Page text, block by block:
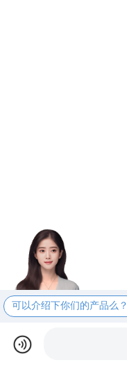
可以介绍下你们的产品么？